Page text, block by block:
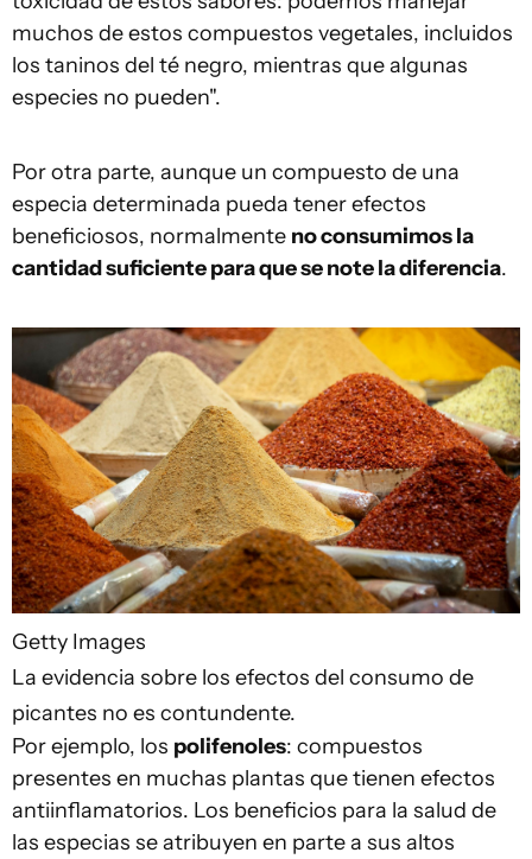
muchos de estos compuestos vegetales, incluidos
los taninos del té negro, mientras que algunas
especies no pueden".
Por otra parte, aunque un compuesto de una
especia determinada pueda tener efectos
beneficiosos, normalmente no consumimos la
cantidad suficiente para que se note la diferencia.
Getty Images
La evidencia sobre los efectos del consumo de
picantes no es contundente.
Por ejemplo, los polifenoles: compuestos
presentes en muchas plantas que tienen efectos
antiinflamatorios. Los beneficios para la salud de
las especias se atribuyen en parte a sus altos